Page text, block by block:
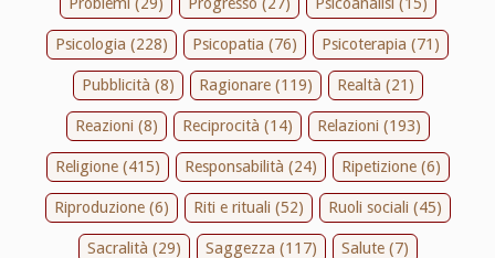
Psicologia (228) Psicopatia (76) Psicoterapia (71)
Pubblicità (8) Ragionare (119) Realtà (21)
Reazioni (8) Reciprocità (14) Relazioni (193)
Religione (415) Responsabilità (24) Ripetizione (6)
Riproduzione (6) Riti e rituali (52) Ruoli sociali (45)
Sacralità (29) Saggezza (117) Salute (7)